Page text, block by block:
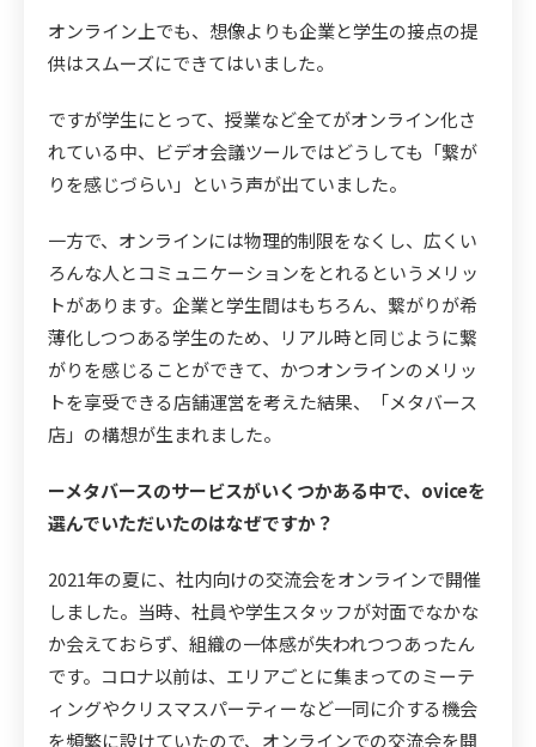
オンライン上でも、想像よりも企業と学生の接点の提
供はスムーズにできてはいました。
ですが学生にとって、授業など全てがオンライン化さ
れている中、ビデオ会議ツールではどうしても「繋が
りを感じづらい」という声が出ていました。
一方で、オンラインには物理的制限をなくし、広くい
ろんな人とコミュニケーションをとれるというメリッ
トがあります。企業と学生間はもちろん、繋がりが希
薄化しつつある学生のため、リアル時と同じように繋
がりを感じることができて、かつオンラインのメリッ
トを享受できる店舗運営を考えた結果、「メタバース
店」の構想が生まれました。
ーメタバースのサービスがいくつかある中で、oviceを
選んでいただいたのはなぜですか？
2021年の夏に、社内向けの交流会をオンラインで開催
しました。当時、社員や学生スタッフが対面でなかな
か会えておらず、組織の一体感が失われつつあったん
です。コロナ以前は、エリアごとに集まってのミーテ
ィングやクリスマスパーティーなど一同に介する機会
を頻繁に設けていたので、オンラインでの交流会を開